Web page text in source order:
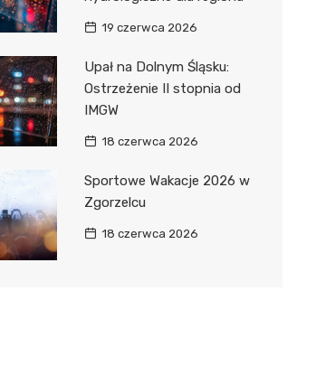
19 czerwca 2026
Upał na Dolnym Śląsku:
Ostrzeżenie II stopnia od
IMGW
18 czerwca 2026
Sportowe Wakacje 2026 w
Zgorzelcu
18 czerwca 2026